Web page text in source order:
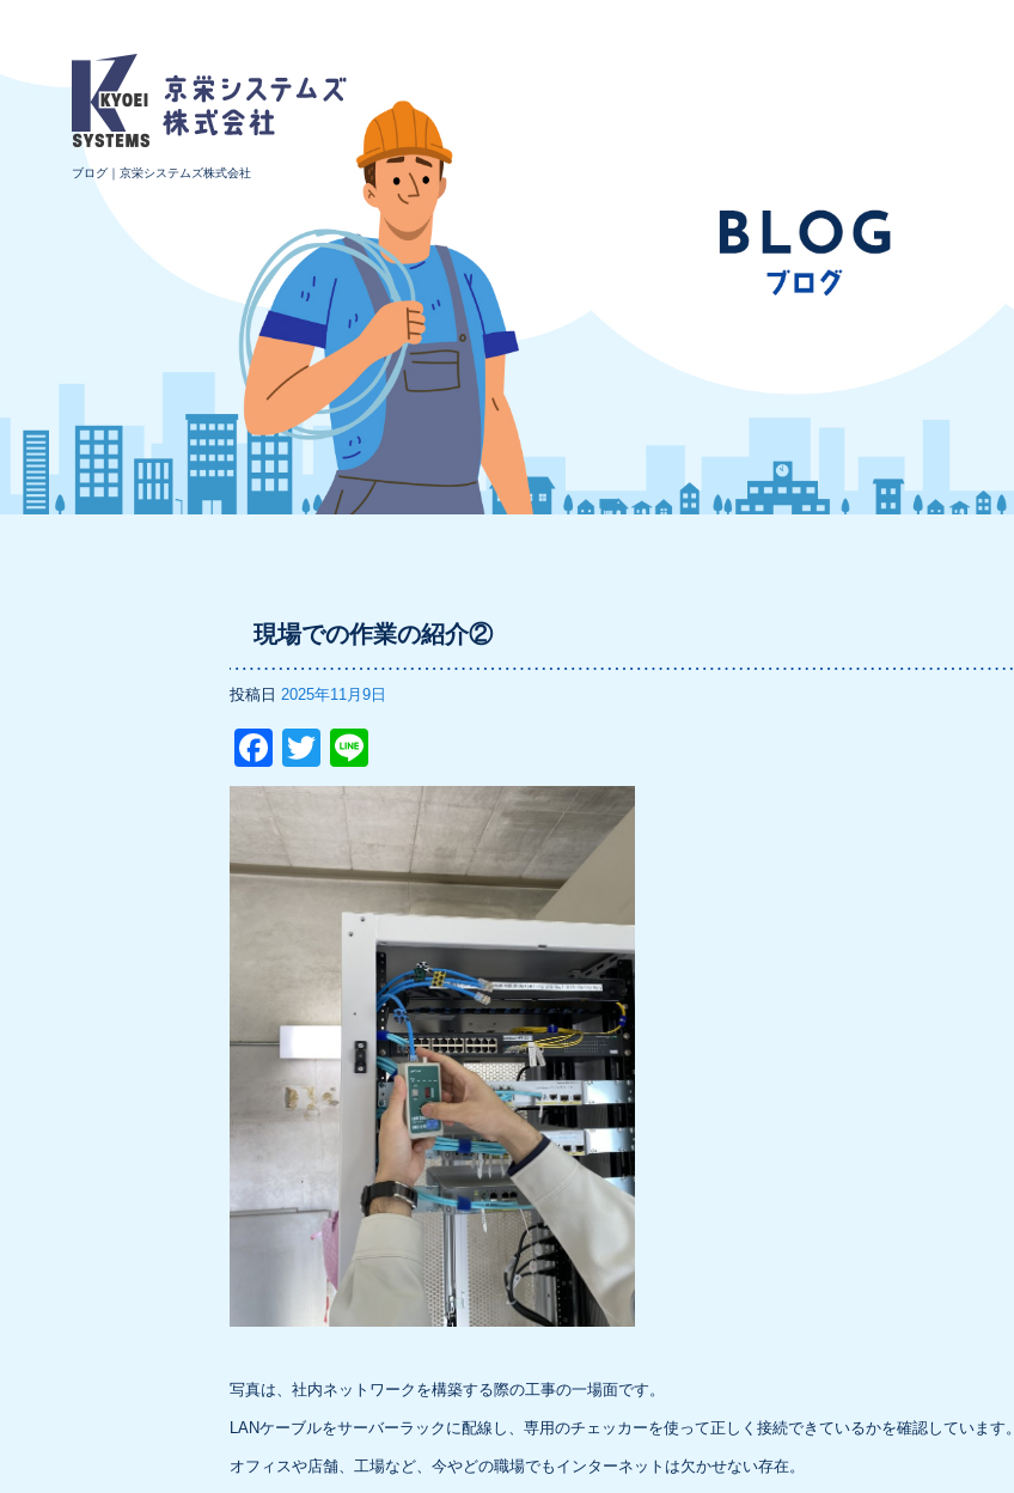
ブログ｜京栄システムズ株式会社
現場での作業の紹介②
投稿日 2025年11月9日
F
a
c
e
b
o
k
T
wi
er
n
写真は、社内ネットワークを構築する際の工事の一場面です。
LANケーブルをサーバーラックに配線し、専用のチェッカーを使って正しく接続できているかを確認しています。
オフィスや店舗、工場など、今やどの職場でもインターネットは欠かせない存在。